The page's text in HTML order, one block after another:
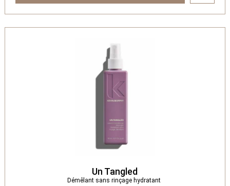
Un Tangled
Démêlant sans rinçage hydratant